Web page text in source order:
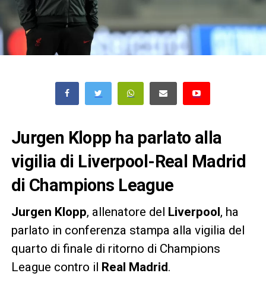
Jurgen Klopp ha parlato alla
vigilia di Liverpool-Real Madrid
di Champions League
Jurgen Klopp, allenatore del Liverpool, ha
parlato in conferenza stampa alla vigilia del
quarto di finale di ritorno di Champions
League contro il Real Madrid.